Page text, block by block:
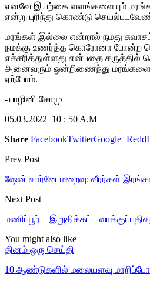
எனவே இயற்கை வளங்களையும்
என்று புரிந்து கொண்டு
மரங்கள் இல்லை என்றால் நமது சுவாசம்
நமக்கு உணர்த்த கொரோனா போன்ற
எச்சரித்துள்ளது என்பதை
அனைவரும் ஒன்றிணைந்து மரங்களைப்
ஏற்போம்.
-யாழினி சோமு
05.03.2022 10 : 50 A.M
Share FacebookTwitterGoogle+
Prev Post
ஷேன் வார்னே மறைவு: வீரர்கள்
Next Post
மணிப்பூர் – இறுதிக்கட்ட
You might also like
தினம் ஒரு செய்தி
10 ஆண்டுகளில் மலையளவு